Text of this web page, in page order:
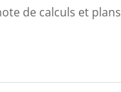
de calculs et plans